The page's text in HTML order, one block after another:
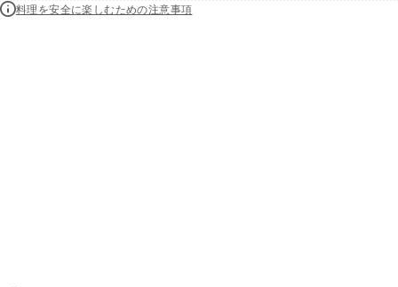
料理を安全に楽しむための注意事項